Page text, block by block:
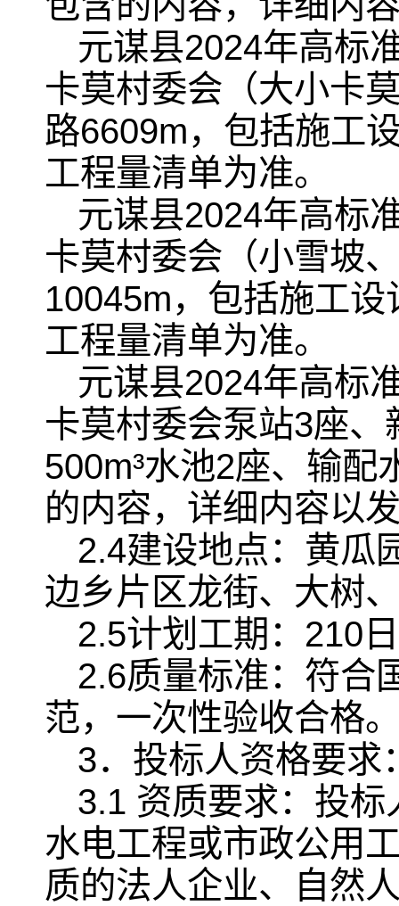
元谋县2024年高标
卡莫村委会（大小卡
路6609m，包括施工
工程量清单为准。
元谋县2024年高标
卡莫村委会（小雪坡
10045m，包括施工
工程量清单为准。
元谋县2024年高标
卡莫村委会泵站3座、
500m³水池2座、输
的内容，详细内容以
2.4建设地点：黄瓜
边乡片区龙街、大树
2.5计划工期：210
2.6质量标准：符合
范，一次性验收合格
3．投标人资格要求
3.1 资质要求：投
水电工程或市政公用
质的法人企业、自然